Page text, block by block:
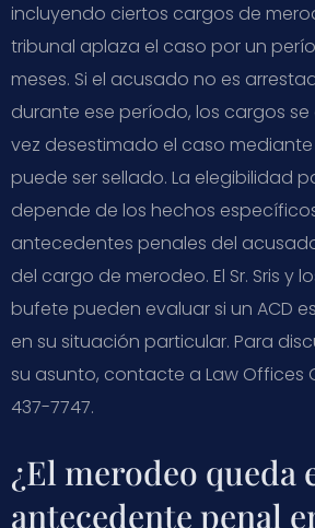
incluyendo ciertos cargos de
tribunal aplaza el caso por un
meses. Si el acusado no es
durante ese período, los cargos se
vez desestimado el caso mediante
puede ser sellado. La elegibilidad
depende de los hechos
antecedentes penales del
del cargo de merodeo. El Sr. Sris y
bufete pueden evaluar si un ACD
en su situación particular. Para
su asunto, contacte a Law Offices
437-7747.
¿El merodeo queda
antecedente penal